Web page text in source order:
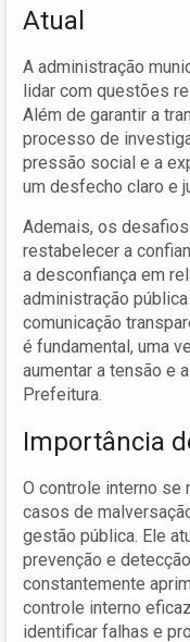
Atual
A administração
lidar com questões
Além de garantir a
processo de
pressão social e a
um desfecho claro e
Ademais, os
restabelecer a
a desconfiança em
administração
comunicação
é fundamental, uma
aumentar a tensão e
Prefeitura.
Importância
O controle interno se
casos de
gestão pública. Ele
prevenção e
constantemente
controle interno
identificar falhas e